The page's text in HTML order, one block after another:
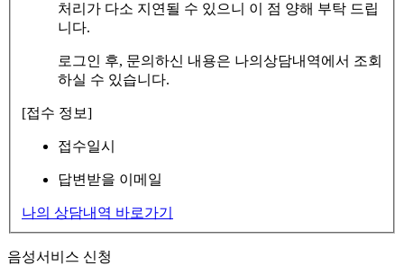
처리가 다소 지연될 수 있으니 이 점 양해 부탁 드립
니다.
로그인 후, 문의하신 내용은 나의상담내역에서 조회
하실 수 있습니다.
[접수 정보]
접수일시
답변받을 이메일
나의 상담내역 바로가기
음성서비스 신청